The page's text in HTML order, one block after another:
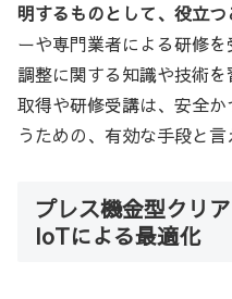
明するものとして、役立つ
ーや専門業者による研修
調整に関する知識や技術
取得や研修受講は、安全
うための、有効な手段と言
プレス機金型クリ
IoTによる最適化